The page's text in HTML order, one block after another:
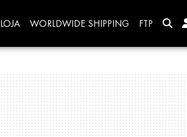
LOJA WORLDWIDE SHIPPING FTP